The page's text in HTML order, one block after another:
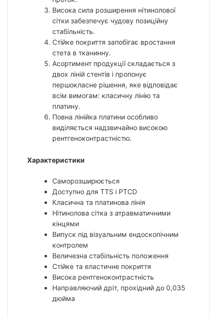
Висока сила розширення нітинолової
сітки забезпечує чудову позиційну
стабільність.
Стійке покриття запобігає вростання
стета в тканинну.
Асортимент продукції складається з
двох ліній стентів і пропонує
першокласне рішення, яке відповідає
всім вимогам: класичну лінію та
платину.
Повна лінійка платини особливо
виділяється надзвичайно високою
рентгеноконтрастністю.
Характеристики
Саморозширюється
Доступно для TTS і PTCD
Класична та платинова лінія
Нітинолова сітка з атравматичними
кінцями
Випуск під візуальним ендоскопічним
контролем
Величезна стабільність положення
Стійке та еластичне покриття
Висока рентгеноконтрастність
Направляючий дріт, прохідний до 0,035
дюйма